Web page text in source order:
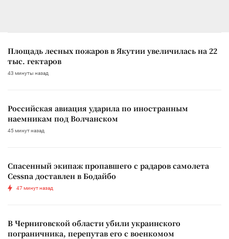
Площадь лесных пожаров в Якутии увеличилась на 22
тыс. гектаров
43 минуты назад
Российская авиация ударила по иностранным
наемникам под Волчанском
45 минут назад
Спасенный экипаж пропавшего с радаров самолета
Cessna доставлен в Бодайбо
47 минут назад
В Черниговской области убили украинского
пограничника, перепутав его с военкомом